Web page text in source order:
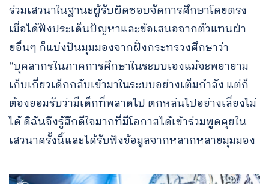
ร่วมเสวนาในฐานะผู้รับผิดชอบจัดการศึกษาโดยตรง
เมื่อได้ฟังประเด็นปัญหาและข้อเสนอจากตัวแทนฝ่า
ยอื่นๆ ก็แบ่งปันมุมมองจากฝั่งกระทรวงศึกษาว่า
“บุคลากรในภาคการศึกษาในระบบเองแม้จะพยายาม
เก็บเกี่ยวเด็กกลับเข้ามาในระบบอย่างเต็มกำลัง แต่ก็
ต้องยอมรับว่ามีเด็กที่พลาดไป ตกหล่นไปอย่างเลี่ยงไม่
ได้ ดิฉันจึงรู้สึกดีใจมากที่มีโอกาสได้เข้าร่วมพูดคุยใน
เสวนาครั้งนี้และได้รับฟังข้อมูลจากหลากหลายมุมมอง